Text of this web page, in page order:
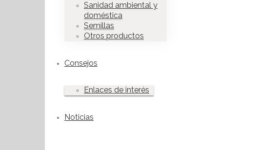
Sanidad ambiental y
doméstica
Semillas
Otros productos
Consejos
Enlaces de interés
Noticias